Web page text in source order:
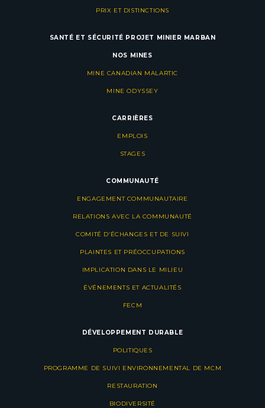
PRIX ET DISTINCTIONS
SANTÉ ET SÉCURITÉ PROJET MINIER MARBAN
NOS MINES
MINE CANADIAN MALARTIC
MINE ODYSSEY
CARRIÈRES
EMPLOIS
STAGES
COMMUNAUTÉ
ENGAGEMENT COMMUNAUTAIRE
RELATIONS AVEC LA COMMUNAUTÉ
COMITÉ D’ÉCHANGES ET DE SUIVI
PLAINTES ET PRÉOCCUPATIONS
IMPLICATION DANS LE MILIEU
ÉVÉNEMENTS ET ACTUALITÉS
FECM
DÉVELOPPEMENT DURABLE
POLITIQUES
PROGRAMME DE SUIVI ENVIRONNEMENTAL DE MCM
RESTAURATION
BIODIVERSITÉ